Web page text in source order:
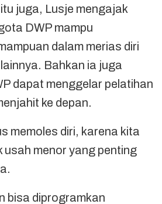
juga, Lusje mengajak
DWP mampu
dalam merias diri
Bahkan ia juga
dapat menggelar pelatihan
ke depan.
memoles diri, karena kita
usah menor yang penting
bisa diprogramkan